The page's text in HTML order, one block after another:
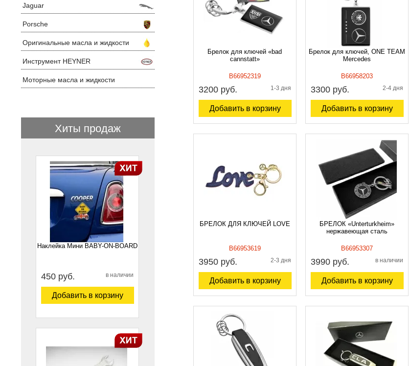
Jaguar
Porsche
Оригинальные масла и жидкости
Инструмент HEYNER
Моторные масла и жидкости
Хиты продаж
Наклейка Мини BABY-ON-BOARD
1
450 руб. в наличии
Добавить в корзину
Брелок для ключей «bad
cannstatt»
B66952319
3200 руб. 1-3 дня
Добавить в корзину
Брелок для ключей, ONE TEAM
Mercedes
B66958203
3300 руб. 2-4 дня
Добавить в корзину
БРЕЛОК ДЛЯ КЛЮЧЕЙ LOVE
B66953619
3950 руб. 2-3 дня
Добавить в корзину
БРЕЛОК «Unterturkheim»
нержавеющая сталь
B66953307
3990 руб. в наличии
Добавить в корзину